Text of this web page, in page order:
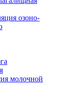
озоно-
молочной